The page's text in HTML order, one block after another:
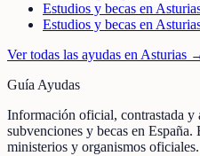
Estudios y becas en
Estudios y becas en
Ver todas las ayudas en Asturias
Guía Ayudas
Información oficial, contrastada y
subvenciones y becas en
ministerios y organismos oficiales.